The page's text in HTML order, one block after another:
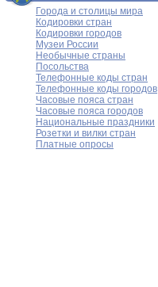
Города и столицы мира
Кодировки стран
Кодировки городов
Музеи России
Необычные страны
Посольства
Телефонные коды стран
Телефонные коды городов
Часовые пояса стран
Часовые пояса городов
Национальные праздники
Розетки и вилки стран
Платные опросы